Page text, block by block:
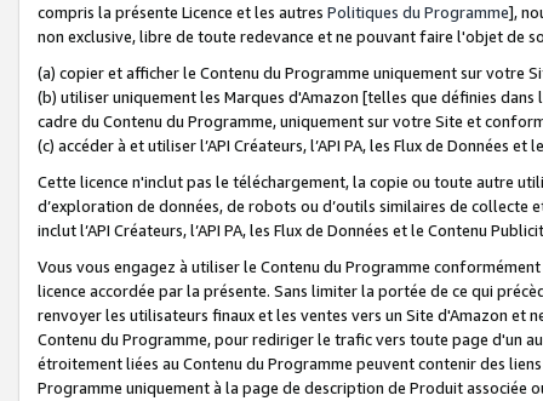
compris la présente Licence et les autres Politiques du Programme],
non exclusive, libre de toute redevance et ne pouvant faire l'objet de
(a) copier et afficher le Contenu du Programme uniquement sur votre
(b) utiliser uniquement les Marques d'Amazon [telles que définies dans
cadre du Contenu du Programme, uniquement sur votre Site et
(c) accéder à et utiliser l’API Créateurs, l’API PA, les Flux de Données
Cette licence n'inclut pas le téléchargement, la copie ou toute autre
d’exploration de données, de robots ou d’outils similaires de
inclut l’API Créateurs, l’API PA, les Flux de Données et le Contenu
Vous vous engagez à utiliser le Contenu du Programme
licence accordée par la présente. Sans limiter la portée de ce qui
renvoyer les utilisateurs finaux et les ventes vers un Site d'Amazon et
Contenu du Programme, pour rediriger le trafic vers toute page d'un
étroitement liées au Contenu du Programme peuvent contenir des
Programme uniquement à la page de description de Produit associée